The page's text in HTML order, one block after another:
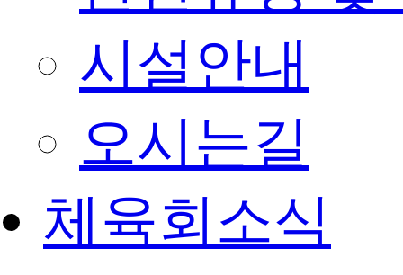
시설안내
오시는길
체육회소식